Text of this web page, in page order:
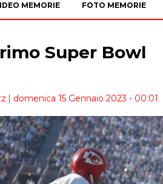
MEMORIE FOTO MEMORIE
Super Bowl
| domenica 15 Gennaio 2023 - 00:01